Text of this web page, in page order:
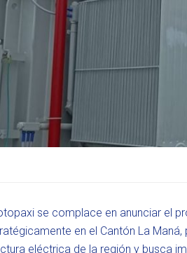
se complace en anunciar el
en el Cantón La
eléctrica de la región y busca